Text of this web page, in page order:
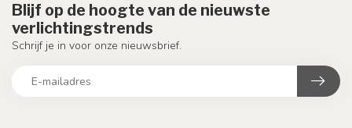
Blijf op de hoogte van de nieuwste
verlichtingstrends
Schrijf je in voor onze nieuwsbrief.